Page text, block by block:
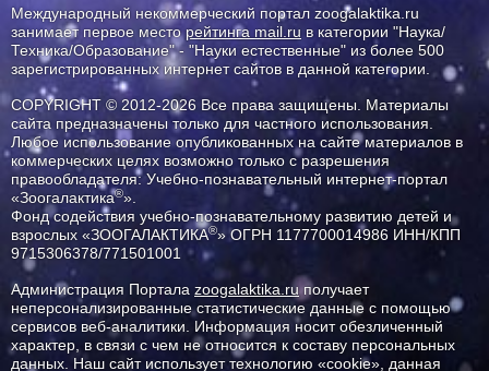
Международный некоммерческий портал zoogalaktika.ru
занимает первое месторейтинга mail.ru в категории "Наука/
Техника/Образование" - "Науки естественные" из более 500
зарегистрированных интернет сайтов в данной категории.
COPYRIGHT © 2012-2026 Все права защищены. Материалы
сайта предназначены только для частного использования.
Любое использование опубликованных на сайте материалов в
коммерческих целях возможно только с разрешения
правообладателя: Учебно-познавательный интернет-портал
«Зоогалактика®».
Фонд содействия учебно-познавательному развитию детей и
взрослых «ЗООГАЛАКТИКА®» ОГРН 1177700014986 ИНН/КПП
9715306378/771501001
Администрация Портала zoogalaktika.ruполучает
неперсонализированные статистические данные с помощью
сервисов веб-аналитики. Информация носит обезличенный
характер, в связи с чем не относится к составу персональных
данных. Наш сайт использует технологию «cookie», данная